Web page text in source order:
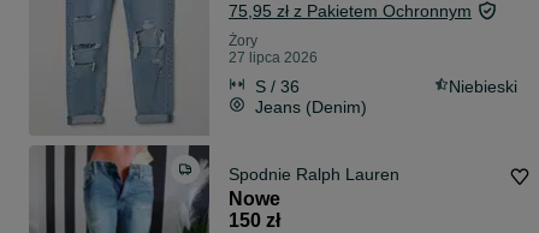
75,95 zł z Pakietem Ochronnym
Żory
27 lipca 2026
S / 36
Niebieski
Jeans (Denim)
Spodnie Ralph Lauren
Nowe
150 zł